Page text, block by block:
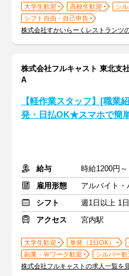
大学生歓迎 高校生歓迎 シ
シフト自由・自己申告
株式会社すかいらーくレストランツ
株式会社フルキャスト 東北
A
【軽作業スタッフ】[職業
発・日払OK★スマホで簡
給与
時給1200円～
雇用形態
アルバイト・
シフト
週1日以上 1
アクセス
宮内駅
大学生歓迎 単発（1日OK）
副業・Ｗワーク歓迎
シルバー歓
株式会社フルキャストの求人一覧を